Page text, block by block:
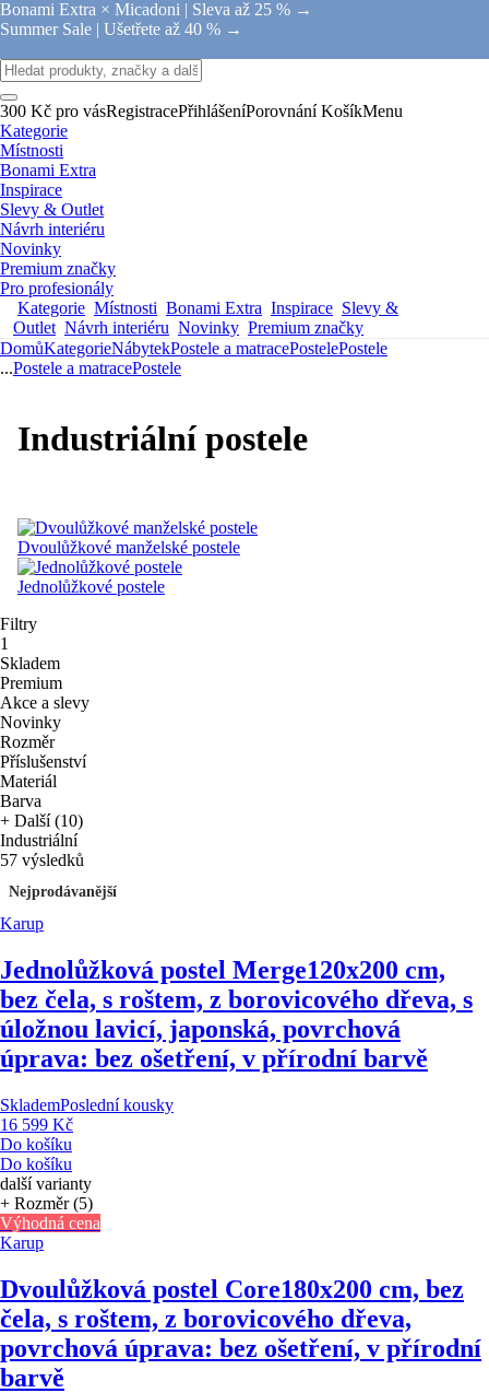
Bonami Extra × Micadoni | Sleva až 25 % →
Summer Sale | Ušetřete až 40 % →
300 Kč pro vásRegistracePřihlášeníPorovnání KošíkMenu
Kategorie
Místnosti
Bonami Extra
Inspirace
Slevy & Outlet
Návrh interiéru
Novinky
Premium značky
Pro profesionály
Kategorie Místnosti Bonami Extra Inspirace Slevy &
Outlet Návrh interiéru Novinky Premium značky
DomůKategorieNábytekPostele a matracePostelePostele
...Postele a matracePostele
Industriální postele
Dvoulůžkové manželské postele
Jednolůžkové postele
Filtry
1
Skladem
Premium
Akce a slevy
Novinky
Rozměr
Příslušenství
Materiál
Barva
+ Další (10)
Industriální
57 výsledků
Nejprodávanější
Karup
Jednolůžková postel Merge120x200 cm,
bez čela, s roštem, z borovicového dřeva, s
úložnou lavicí, japonská, povrchová
úprava: bez ošetření, v přírodní barvě
SklademPoslední kousky
16 599 Kč
Do košíku
Do košíku
další varianty
+ Rozměr (5)
Výhodná cena
Karup
Dvoulůžková postel Core180x200 cm, bez
čela, s roštem, z borovicového dřeva,
povrchová úprava: bez ošetření, v přírodní
barvě